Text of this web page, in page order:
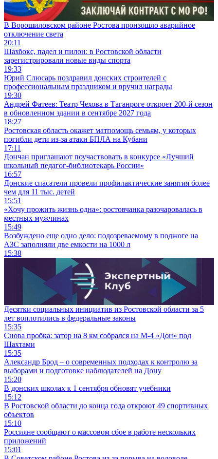
В Ворошиловском районе Ростова произошло аварийное
отключение света
20:11
Шахбокс, падел и пилон: в Ростовской области
зарегистрировали новые виды спорта
19:33
Юрий Слюсарь поздравил донских строителей с
профессиональным праздником и вручил награды
19:30
Андрей Фатеев: Театр Чехова в Таганроге откроет 200-й сезон
в обновленном здании в сентябре 2027 года
18:27
Ростовская область окажет матпомощь семьям, у которых
погибли дети из-за атаки БПЛА на Кубани
17:11
Дончан приглашают поучаствовать в конкурсе «Лучший
школьный педагог-библиотекарь России»
16:57
Донские спасатели провели профилактические занятия более
чем для 11 тыс. детей
15:51
«Хочу прожить жизнь одна»: ростовчанка разочаровалась в
местных мужчинах
15:49
Возбуждено еще одно дело: подозреваемому в поджоге на
АЗС заполняли две емкости на 1000 л
15:38
Десятки социальных инициатив из Ростовской области за 5
лет воплотились в федеральные законы
15:35
Снова пробка: затор на 8 км собрался на М-4 «Дон» под
Шахтами
15:35
Александр Брод – о современных подходах к контролю за
выборами и подготовке наблюдателей на Дону
15:20
В донских школах к 1 сентября обновят учебники
15:12
В Ростовской области до конца года откроют 49 спортивных
объектов
15:10
Россияне сообщают о массовом сбое в работе нескольких
приложений
15:01